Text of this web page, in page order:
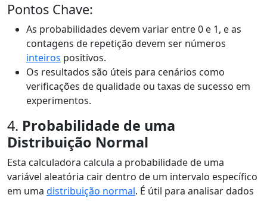
Pontos Chave:
As probabilidades devem variar entre 0 e 1, e as
contagens de repetição devem ser números
inteiros positivos.
Os resultados são úteis para cenários como
verificações de qualidade ou taxas de sucesso em
experimentos.
4. Probabilidade de uma
Distribuição Normal
Esta calculadora calcula a probabilidade de uma
variável aleatória cair dentro de um intervalo específico
em uma distribuição normal. É útil para analisar dados